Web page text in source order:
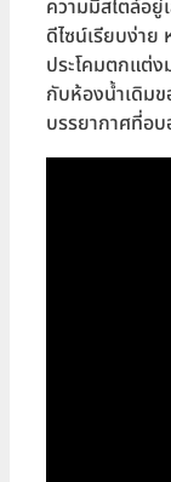
ความมีสไตล์อ
ดีไซน์เรียบง่า
ประโคมตกแต่
กับห้องน้ำเดิม
บรรยากาศที่อบ